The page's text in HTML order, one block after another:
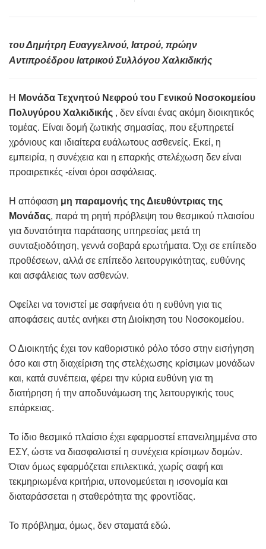
του Δημήτρη Ευαγγελινού, Ιατρού, πρώην
Αντιπροέδρου Ιατρικού Συλλόγου Χαλκιδικής
Η Μονάδα Τεχνητού Νεφρού του Γενικού Νοσοκομείου
Πολυγύρου Χαλκιδικής , δεν είναι ένας ακόμη διοικητικός
τομέας. Είναι δομή ζωτικής σημασίας, που εξυπηρετεί
χρόνιους και ιδιαίτερα ευάλωτους ασθενείς. Εκεί, η
εμπειρία, η συνέχεια και η επαρκής στελέχωση δεν είναι
προαιρετικές -είναι όροι ασφάλειας.
Η απόφαση μη παραμονής της Διευθύντριας της
Μονάδας, παρά τη ρητή πρόβλεψη του θεσμικού πλαισίου
για δυνατότητα παράτασης υπηρεσίας μετά τη
συνταξιοδότηση, γεννά σοβαρά ερωτήματα. Όχι σε επίπεδο
προθέσεων, αλλά σε επίπεδο λειτουργικότητας, ευθύνης
και ασφάλειας των ασθενών.
Οφείλει να τονιστεί με σαφήνεια ότι η ευθύνη για τις
αποφάσεις αυτές ανήκει στη Διοίκηση του Νοσοκομείου.
Ο Διοικητής έχει τον καθοριστικό ρόλο τόσο στην εισήγηση
όσο και στη διαχείριση της στελέχωσης κρίσιμων μονάδων
και, κατά συνέπεια, φέρει την κύρια ευθύνη για τη
διατήρηση ή την αποδυνάμωση της λειτουργικής τους
επάρκειας.
Το ίδιο θεσμικό πλαίσιο έχει εφαρμοστεί επανειλημμένα στο
ΕΣΥ, ώστε να διασφαλιστεί η συνέχεια κρίσιμων δομών.
Όταν όμως εφαρμόζεται επιλεκτικά, χωρίς σαφή και
τεκμηριωμένα κριτήρια, υπονομεύεται η ισονομία και
διαταράσσεται η σταθερότητα της φροντίδας.
Το πρόβλημα, όμως, δεν σταματά εδώ.